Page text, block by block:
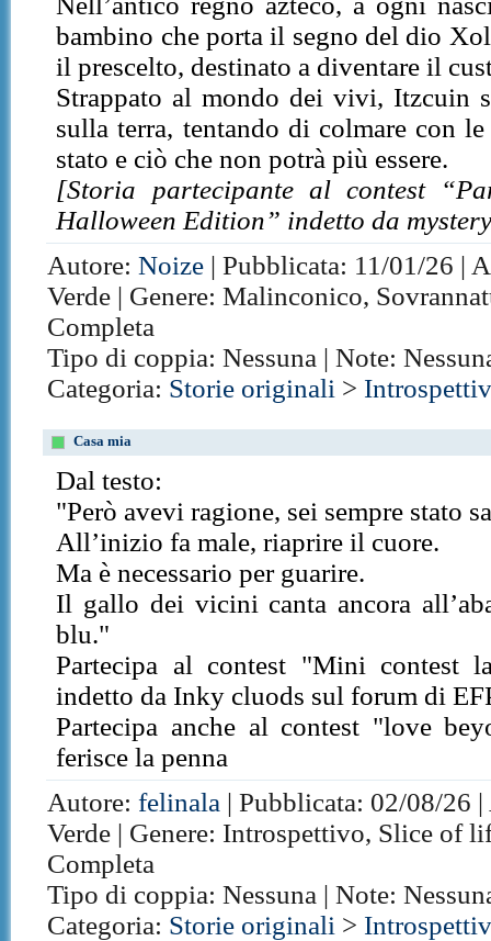
bambino che porta il segno del dio
il prescelto, destinato a diventare il
Strappato al mondo dei vivi, Itzcuin
sulla terra, tentando di colmare con
stato e ciò che non potrà più essere.
[Storia partecipante al contest
Halloween Edition” indetto da
Autore:Noize | Pubblicata: 11/01/26 |
Verde | Genere: Malinconico,
Completa
Tipo di coppia: Nessuna | Note:
Categoria: Storie originali >
Casa mia
Dal testo:
"Però avevi ragione, sei sempre stato
All’inizio fa male, riaprire il cuore.
Ma è necessario per guarire.
Il gallo dei vicini canta ancora
blu."
Partecipa al contest "Mini
indetto da Inky cluods sul forum di
Partecipa anche al contest "love
ferisce la penna
Autore:felinala | Pubblicata: 02/08/26
Verde | Genere: Introspettivo, Slice of
Completa
Tipo di coppia: Nessuna | Note:
Categoria: Storie originali >